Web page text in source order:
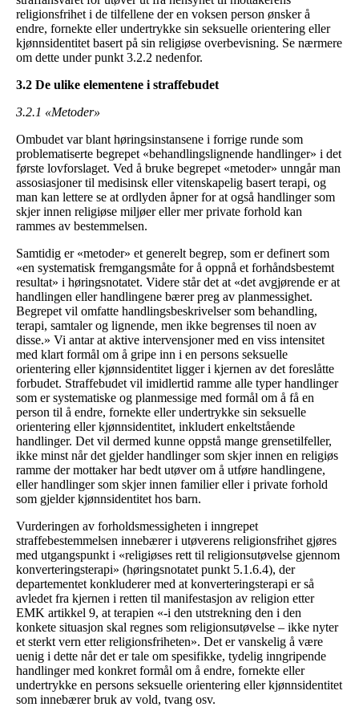
religionsfrihet i de tilfellene der en voksen person ønsker å
endre, fornekte eller undertrykke sin seksuelle orientering eller
kjønnsidentitet basert på sin religiøse overbevisning. Se nærmere
om dette under punkt 3.2.2 nedenfor.
3.2 De ulike elementene i straffebudet
3.2.1 «Metoder»
Ombudet var blant høringsinstansene i forrige runde som
problematiserte begrepet «behandlingslignende handlinger» i det
første lovforslaget. Ved å bruke begrepet «metoder» unngår man
assosiasjoner til medisinsk eller vitenskapelig basert terapi, og
man kan lettere se at ordlyden åpner for at også handlinger som
skjer innen religiøse miljøer eller mer private forhold kan
rammes av bestemmelsen.
Samtidig er «metoder» et generelt begrep, som er definert som
«en systematisk fremgangsmåte for å oppnå et forhåndsbestemt
resultat» i høringsnotatet. Videre står det at «det avgjørende er at
handlingen eller handlingene bærer preg av planmessighet.
Begrepet vil omfatte handlingsbeskrivelser som behandling,
terapi, samtaler og lignende, men ikke begrenses til noen av
disse.» Vi antar at aktive intervensjoner med en viss intensitet
med klart formål om å gripe inn i en persons seksuelle
orientering eller kjønnsidentitet ligger i kjernen av det foreslåtte
forbudet. Straffebudet vil imidlertid ramme alle typer handlinger
som er systematiske og planmessige med formål om å få en
person til å endre, fornekte eller undertrykke sin seksuelle
orientering eller kjønnsidentitet, inkludert enkeltstående
handlinger. Det vil dermed kunne oppstå mange grensetilfeller,
ikke minst når det gjelder handlinger som skjer innen en religiøs
ramme der mottaker har bedt utøver om å utføre handlingene,
eller handlinger som skjer innen familier eller i private forhold
som gjelder kjønnsidentitet hos barn.
Vurderingen av forholdsmessigheten i inngrepet
straffebestemmelsen innebærer i utøverens religionsfrihet gjøres
med utgangspunkt i «religiøses rett til religionsutøvelse gjennom
konverteringsterapi» (høringsnotatet punkt 5.1.6.4), der
departementet konkluderer med at konverteringsterapi er så
avledet fra kjernen i retten til manifestasjon av religion etter
EMK artikkel 9, at terapien «-i den utstrekning den i den
konkete situasjon skal regnes som religionsutøvelse – ikke nyter
et sterkt vern etter religionsfriheten». Det er vanskelig å være
uenig i dette når det er tale om spesifikke, tydelig inngripende
handlinger med konkret formål om å endre, fornekte eller
undertrykke en persons seksuelle orientering eller kjønnsidentitet
som innebærer bruk av vold, tvang osv.